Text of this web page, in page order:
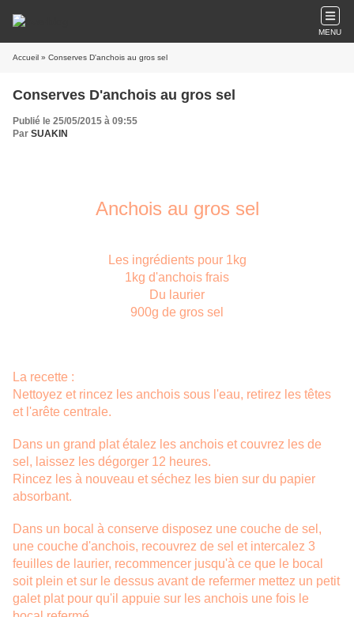
MENU
Accueil » Conserves D'anchois au gros sel
Conserves D'anchois au gros sel
Publié le 25/05/2015 à 09:55
Par SUAKIN
Anchois au gros sel
Les ingrédients pour 1kg
1kg d'anchois frais
Du laurier
900g de gros sel
La recette :
Nettoyez et rincez les anchois sous l'eau, retirez les têtes
et l'arête centrale.
Dans un grand plat étalez les anchois et couvrez les de
sel, laissez les dégorger 12 heures.
Rincez les à nouveau et séchez les bien sur du papier
absorbant.
Dans un bocal à conserve disposez une couche de sel,
une couche d'anchois, recouvrez de sel et intercalez 3
feuilles de laurier, recommencer jusqu'à ce que le bocal
soit plein et sur le dessus avant de refermer mettez un petit
galet plat pour qu'il appuie sur les anchois une fois le